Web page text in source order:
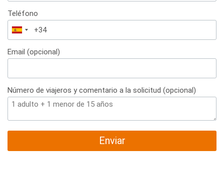
Teléfono
España
+34
Email (opcional)
Número de viajeros y comentario a la solicitud (opcional)
Enviar